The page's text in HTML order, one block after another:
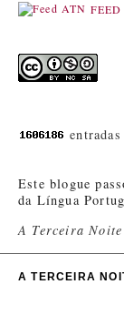
Este blogue
da Língua
A Terceira Noite
A TERCEIRA